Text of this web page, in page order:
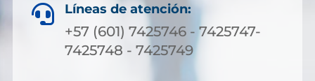
 Líneas de atención:
+57 (601) 7425746 - 7425747-
7425748 - 7425749